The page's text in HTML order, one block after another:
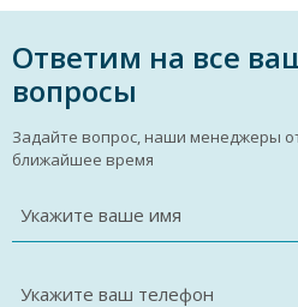
Ответим на все
вопросы
Задайте вопрос, наши менеджеры
ближайшее время
Укажите ваше имя
Укажите ваш телефон